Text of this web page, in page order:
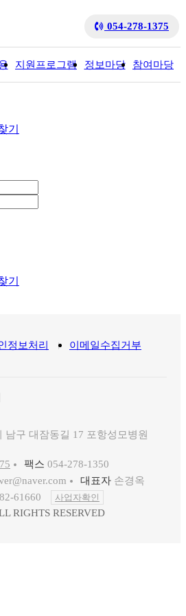
054-278-1375
지원프로그램 정보마당 참여마당
기
기
정보처리 이메일수집거부
남구 대잠동길 17 포항성모병원
팩스 054-278-1350
대표자 손경옥
61660 사업자확인
RIGHTS RESERVED